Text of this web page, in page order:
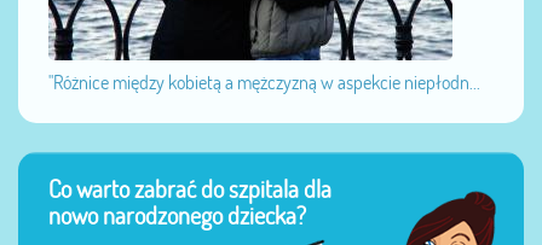
"Różnice między kobietą a mężczyzną w aspekcie niepłodn...
Co warto zabrać do szpitala dla
nowo narodzonego dziecka?